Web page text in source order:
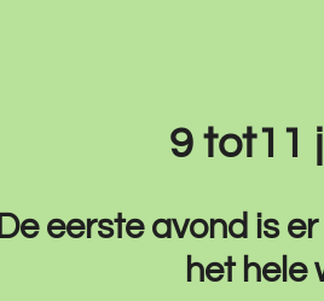
9 tot11
De eerste avond is
het hele